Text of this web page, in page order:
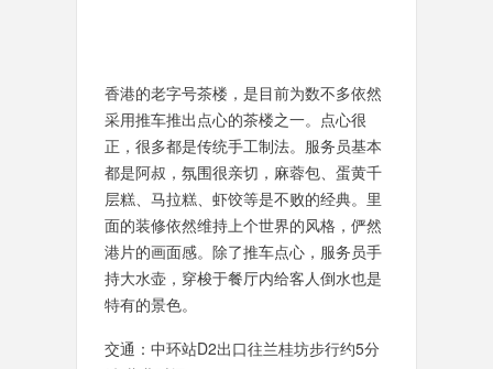
香港的老字号茶楼，是目前为数不多依然
采用推车推出点心的茶楼之一。点心很
正，很多都是传统手工制法。服务员基本
都是阿叔，氛围很亲切，麻蓉包、蛋黄千
层糕、马拉糕、虾饺等是不败的经典。里
面的装修依然维持上个世界的风格，俨然
港片的画面感。除了推车点心，服务员手
持大水壶，穿梭于餐厅内给客人倒水也是
特有的景色。
交通：中环站D2出口往兰桂坊步行约5分